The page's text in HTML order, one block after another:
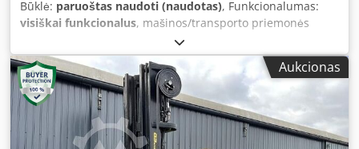
Būklė: paruoštas naudoti (naudotas), Funkcionalumas:
visiškai funkcionalus, mašinos/transporto priemonės
CMP570L-0016-6883KF
veikimo valandos:7 005 h, keliamoji galia:7 000 kg, kėlimo
aukštis:5 000 mm, kuro tipas: dujos
, stiebo tipas:
simpleksas, statybinis aukštis: 3 600 mm
, Nėra minimalios
kainos – garantuojamas pardavimas už aukščiausią
pasiūlytą kainą! TECHNINĖS SPECIFIKACIJOS Keltuvės talpa:
7 000 kg Kėlimo aukštis: 5 000 mm Dedpfx Ajzrgcyoblokr
Aukcionas